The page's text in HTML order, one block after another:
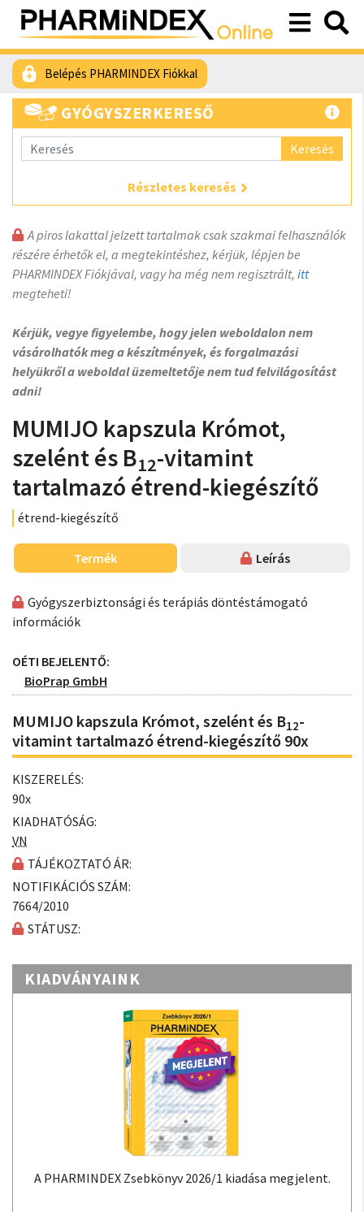
Belépés PHARMINDEX Fiókkal
GYÓGYSZERKERESŐ
Keresés
Részletes keresés
A piros lakattal jelzett tartalmak csak szakmai felhasználók
részére érhetők el, a megtekintéshez, kérjük, lépjen be
PHARMINDEX Fiókjával, vagy ha még nem regisztrált, itt
megteheti!
Kérjük, vegye figyelembe, hogy jelen weboldalon nem
vásárolhatók meg a készítmények, és forgalmazási
helyükről a weboldal üzemeltetője nem tud felvilágosítást
adni!
MUMIJO kapszula Krómot,
szelént és B12-vitamint
tartalmazó étrend-kiegészítő
étrend-kiegészítő
Termék Leírás
Gyógyszerbiztonsági és terápiás döntéstámogató
információk
OÉTI BEJELENTŐ:
BioPrap GmbH
MUMIJO kapszula Krómot, szelént és B12-
vitamint tartalmazó étrend-kiegészítő 90x
KISZERELÉS:
90x
KIADHATÓSÁG:
VN
TÁJÉKOZTATÓ ÁR:
NOTIFIKÁCIÓS SZÁM:
7664/2010
STÁTUSZ:
KIADVÁNYAINK
A PHARMINDEX Zsebkönyv 2026/1 kiadása megjelent.